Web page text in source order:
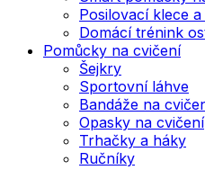
Posilovací klece
Domácí trénink
Pomůcky na cvičení
Šejkry
Sportovní láhve
Bandáže na
Opasky na cvičení
Trhačky a háky
Ručníky